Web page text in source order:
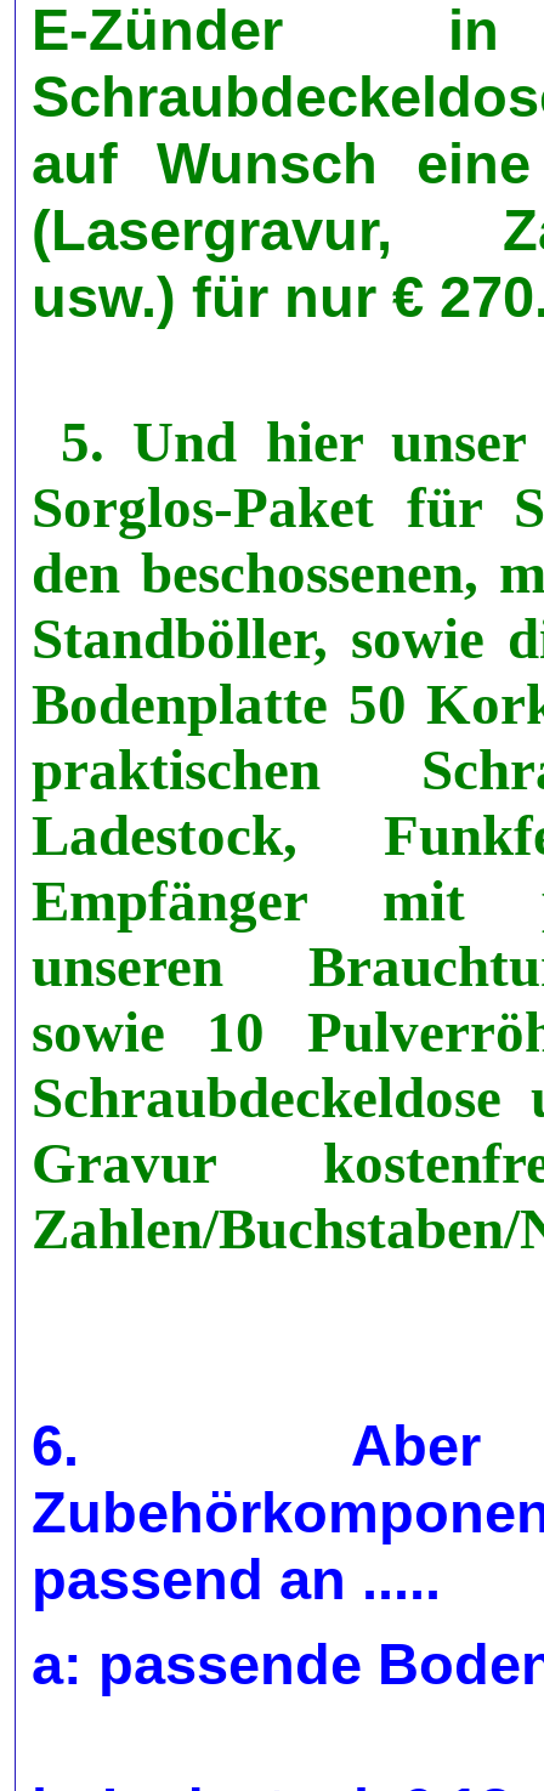
E-Zünder
auf Wunsch
(Lasergravur,
usw.) für nur €
5. Und hier unser
Sorglos-Paket für
den beschossenen,
Standböller, sowie
Bodenplatte 50
praktischen
Ladestock,
Empfänger mit
unseren
sowie 10
Gravur
Zahlen/
6. Aber
passend an .....
a: passende